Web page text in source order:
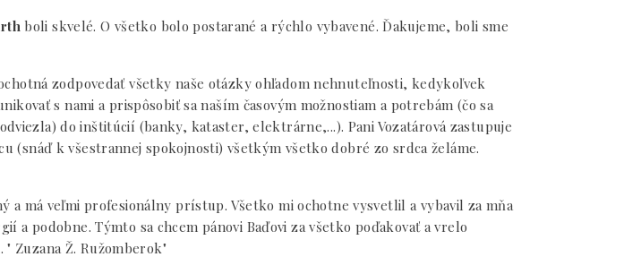
boli skvelé. O všetko bolo postarané a rýchlo vybavené. Ďakujeme, boli sme
zodpovedať všetky naše otázky ohľadom nehnuteľnosti, kedykoľvek
s nami a prispôsobiť sa naším časovým možnostiam a potrebám (čo sa
do inštitúcií (banky, kataster, elektrárne,...). Pani Vozatárová zastupuje
(snáď k všestrannej spokojnosti) všetkým všetko dobré zo srdca želáme.
a má veľmi profesionálny prístup. Všetko mi ochotne vysvetlil a vybavil za mňa
podobne. Týmto sa chcem pánovi Baďovi za všetko poďakovať a vrelo
Zuzana Ž. Ružomberok"